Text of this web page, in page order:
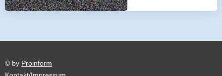
© by Proinform